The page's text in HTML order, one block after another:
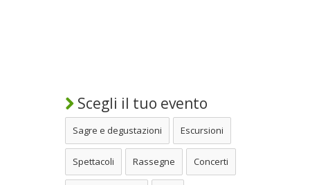
Scegli il tuo evento
Sagre e degustazioni Escursioni
Spettacoli Rassegne Concerti